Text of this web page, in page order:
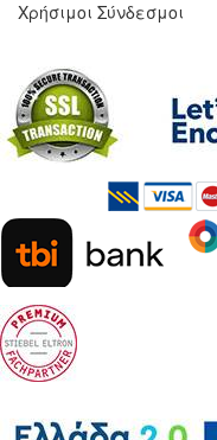
Χρήσιμοι Σύνδεσμοι